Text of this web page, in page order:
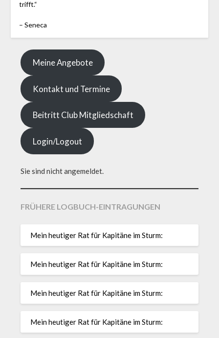
trifft.“
– Seneca
Meine Angebote
Kontakt und Termine
Beitritt Club Mitgliedschaft
Login/Logout
Sie sind nicht angemeldet.
FRÜHERE LOGBUCH-EINTRAGUNGEN
Mein heutiger Rat für Kapitäne im Sturm:
Mein heutiger Rat für Kapitäne im Sturm:
Mein heutiger Rat für Kapitäne im Sturm:
Mein heutiger Rat für Kapitäne im Sturm: